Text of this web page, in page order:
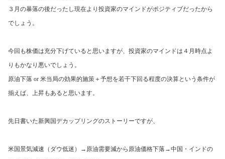
３月の暴落の後だったし現在より投資家のマインドがポジティブだったから
でしょう。
今回も株価は充分下げていると思いますが、投資家のマインドは４月時点よ
りもかなり悪いでしょう。
原油下落 or 米当局の効果的施策＋予想を若干下回る程度の決算という条件が
揃えば、上昇もあると思います。
先日書いた新興国デカップリングのストーリーですが、
米国景気減速（ダウ低迷）→原油需要減から原油価格下落→中国・インドの